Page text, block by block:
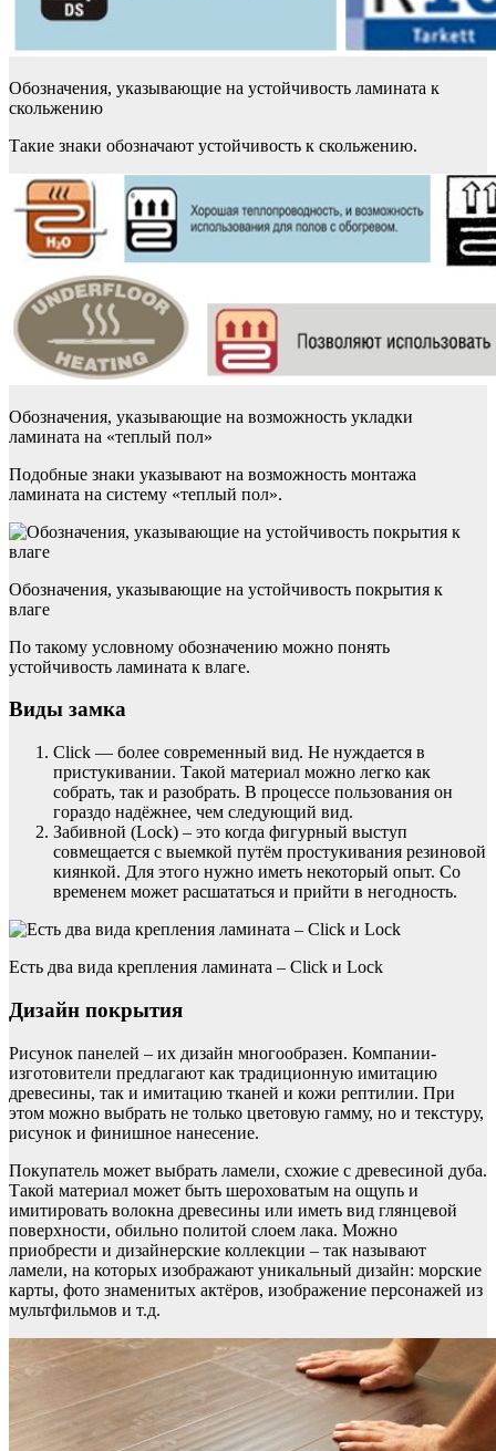
Обозначения, указывающие на устойчивость ламината к
скольжению
Такие знаки обозначают устойчивость к скольжению.
Обозначения, указывающие на возможность укладки
ламината на «теплый пол»
Подобные знаки указывают на возможность монтажа
ламината на систему «теплый пол».
Обозначения, указывающие на устойчивость покрытия к
влаге
По такому условному обозначению можно понять
устойчивость ламината к влаге.
Виды замка
Click — более современный вид. Не нуждается в
пристукивании. Такой материал можно легко как
собрать, так и разобрать. В процессе пользования он
гораздо надёжнее, чем следующий вид.
Забивной (Lock) – это когда фигурный выступ
совмещается с выемкой путём простукивания резиновой
киянкой. Для этого нужно иметь некоторый опыт. Со
временем может расшататься и прийти в негодность.
Есть два вида крепления ламината – Click и Lock
Дизайн покрытия
Рисунок панелей – их дизайн многообразен. Компании-
изготовители предлагают как традиционную имитацию
древесины, так и имитацию тканей и кожи рептилии. При
этом можно выбрать не только цветовую гамму, но и текстуру,
рисунок и финишное нанесение.
Покупатель может выбрать ламели, схожие с древесиной дуба.
Такой материал может быть шероховатым на ощупь и
имитировать волокна древесины или иметь вид глянцевой
поверхности, обильно политой слоем лака. Можно
приобрести и дизайнерские коллекции – так называют
ламели, на которых изображают уникальный дизайн: морские
карты, фото знаменитых актёров, изображение персонажей из
мультфильмов и т.д.